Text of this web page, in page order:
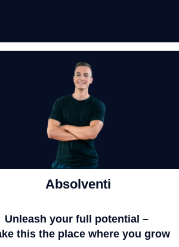
Absolventi
Unleash your full potential –
this the place where you grow